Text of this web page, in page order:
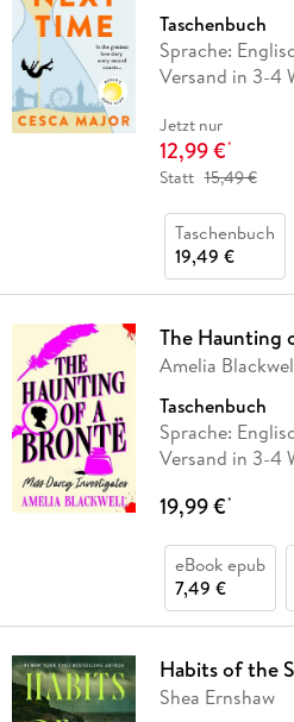
Taschenbuch
Sprache:
Versand in 3-4
Jetzt nur
12,99 €*
Statt 15,49 €
Taschenbuch
19,49 €
The Haunting
Amelia
Taschenbuch
Sprache:
Versand in 3-4
19,99 €*
eBook epub
7,49 €
Habits of the
Shea Ernshaw